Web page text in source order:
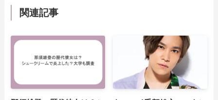
関連記事